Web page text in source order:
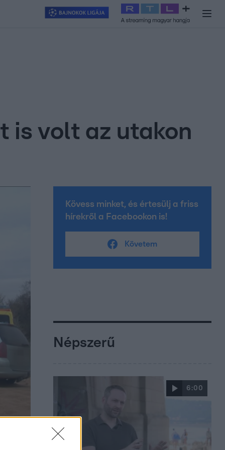
Exek csatája 2026 Celeb vagyok, ments ki innen
is volt az utakon
Kövess minket, és értesülj a friss
hírekről a Facebookon is!
Követem
Népszerű
6:00